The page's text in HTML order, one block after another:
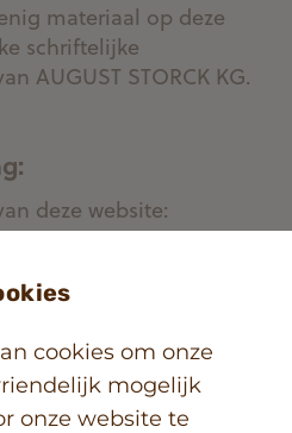
materiaal op deze
schriftelijke
AUGUST STORCK KG.
deze website:
op 16 juni 2026.
cookies om onze
mogelijk
onze website te